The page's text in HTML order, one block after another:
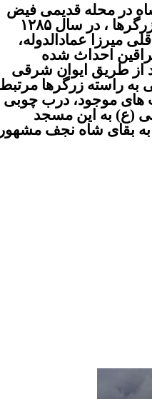
در محله قدیمی فیض
آباد، در طرف غرب بازار زرگرها ، در سال ۱۲۸۵
عمادالدوله،
احداث شده
طریق ایوان شرقی
راسته زرگرها مرتبط
موجود، درب چوبی
به این مسجد
بقای شاه نجف مشهور